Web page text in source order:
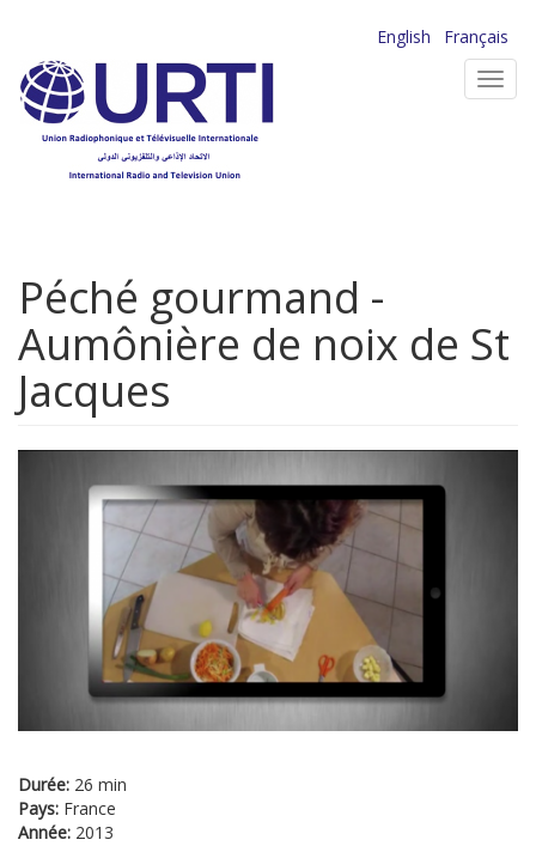
contenu
principal
English
Français
Péché gourmand -
Aumônière de noix de St
Jacques
Durée: 26 min
Pays: France
Année: 2013